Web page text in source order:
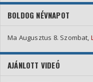
BOLDOG NÉVNAPOT
Ma Augusztus 8. Szombat,
AJÁNLOTT VIDEÓ